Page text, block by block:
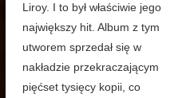
Liroy. I to był właściwie jego
największy hit. Album z tym
utworem sprzedał się w
nakładzie przekraczającym
pięćset tysięcy kopii, co